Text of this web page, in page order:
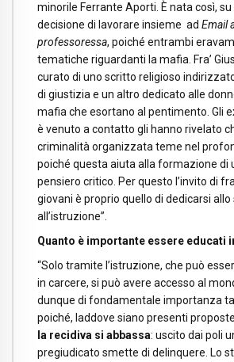
minorile Ferrante Aporti. È nata così,
decisione di lavorare insieme ad Email
professoressa, poiché entrambi
tematiche riguardanti la mafia. Fra’
curato di uno scritto religioso
di giustizia e un altro dedicato alle
mafia che esortano al pentimento. Gli
è venuto a contatto gli hanno rivelato
criminalità organizzata teme nel
poiché questa aiuta alla formazione di
pensiero critico. Per questo l’invito di
giovani è proprio quello di dedicarsi allo
all’istruzione”.
Quanto è importante essere educati
“Solo tramite l’istruzione, che può
in carcere, si può avere accesso al
dunque di fondamentale importanza
poiché, laddove siano presenti
la recidiva si abbassa: uscito dai poli
pregiudicato smette di delinquere. Lo